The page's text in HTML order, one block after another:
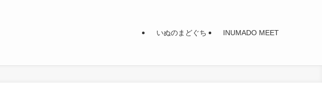
いぬのまどぐち INUMADO MEET